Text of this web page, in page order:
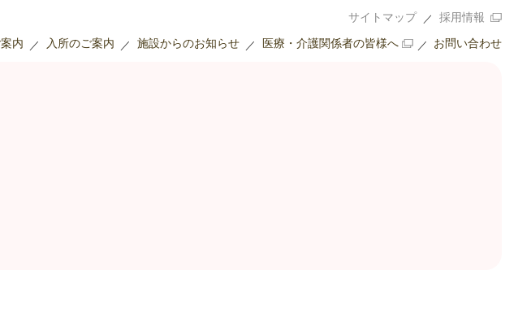
内 入所のご案内 施設からのお知らせ 医療・介護関係者の皆様へ お問い合わせ
サイトマップ 採用情報